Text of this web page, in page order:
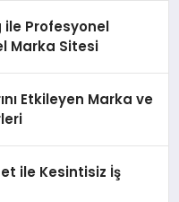
ile Profesyonel
Marka Sitesi
Etkileyen Marka ve
ile Kesintisiz İş